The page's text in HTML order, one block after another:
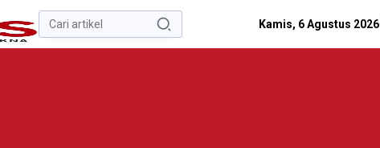
Pencarian
untuk:
Kamis, 6 Agustus 2026